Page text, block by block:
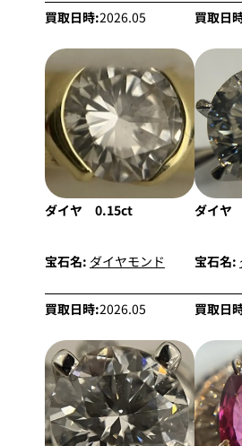
買取日時:2026.05 買取日
ダイヤ 0.15ct
宝石名: ダイヤモンド
買取日時:2026.05
ダイ
宝石名:
買取日